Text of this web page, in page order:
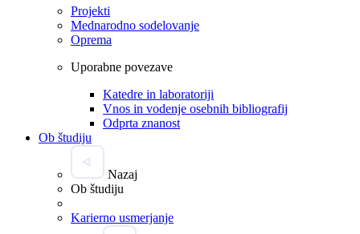
Projekti
Mednarodno sodelovanje
Oprema
Uporabne povezave
Katedre in laboratoriji
Vnos in vodenje osebnih bibliografij
Odprta znanost
Ob študiju
Nazaj
Ob študiju
Karierno usmerjanje